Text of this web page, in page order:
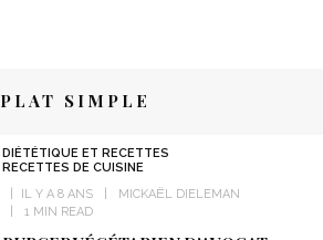
PLAT SIMPLE
DIÉTÉTIQUE ET RECETTES
RECETTES DE CUISINE
IL Y A 8 ANS
MICKAËL DIELEMAN
1 MIN READ